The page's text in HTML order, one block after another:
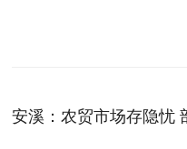
安溪：农贸市场存隐忧